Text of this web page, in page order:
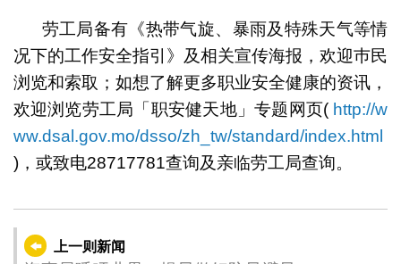
劳工局备有《热带气旋、暴雨及特殊天气等情
况下的工作安全指引》及相关宣传海报，欢迎巿民
浏览和索取；如想了解更多职业安全健康的资讯，
欢迎浏览劳工局「职安健天地」专题网页( http://w
ww.dsal.gov.mo/dsso/zh_tw/standard/index.html
)，或致电28717781查询及亲临劳工局查询。
上一则新闻